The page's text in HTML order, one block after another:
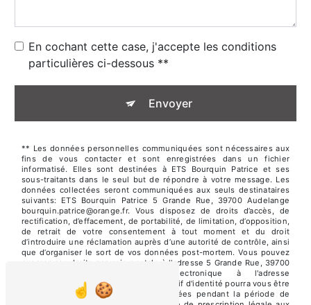
En cochant cette case, j'accepte les conditions
particulières ci-dessous **
Envoyer
** Les données personnelles communiquées sont nécessaires aux
fins de vous contacter et sont enregistrées dans un fichier
informatisé. Elles sont destinées à ETS Bourquin Patrice et ses
sous-traitants dans le seul but de répondre à votre message. Les
données collectées seront communiquées aux seuls destinataires
suivants: ETS Bourquin Patrice 5 Grande Rue, 39700 Audelange
bourquin.patrice@orange.fr. Vous disposez de droits d’accès, de
rectification, d’effacement, de portabilité, de limitation, d’opposition,
de retrait de votre consentement à tout moment et du droit
d’introduire une réclamation auprès d’une autorité de contrôle, ainsi
que d’organiser le sort de vos données post-mortem. Vous pouvez
exercer ces droits par voie postale à l'adresse 5 Grande Rue, 39700
Audelange ou par courrier électronique à l'adresse
bourquin.patrice@orange.fr. Un justificatif d'identité pourra vous être
demandé. Nous conservons vos données pendant la période de